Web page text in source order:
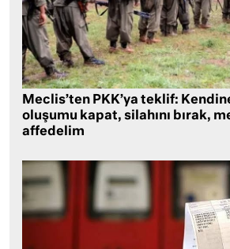
Meclis’ten PKK’ya teklif:
oluşumu kapat, silahını bırak,
affedelim